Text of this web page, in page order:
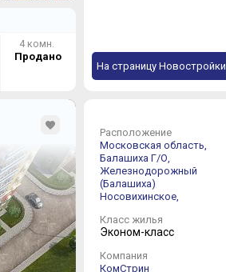
4 комн.
Продано
На страницу Новостройки
Расположение
Московская область,
Балашиха Г/О,
Железнодорожный
(Балашиха)
Носовихинское,
Класс жилья
Эконом-класс
Компания
КомСтрин